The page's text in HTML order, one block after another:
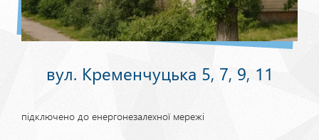
вул. Кременчуцька 5, 7, 9, 11
підключено до енергонезалехної мережі